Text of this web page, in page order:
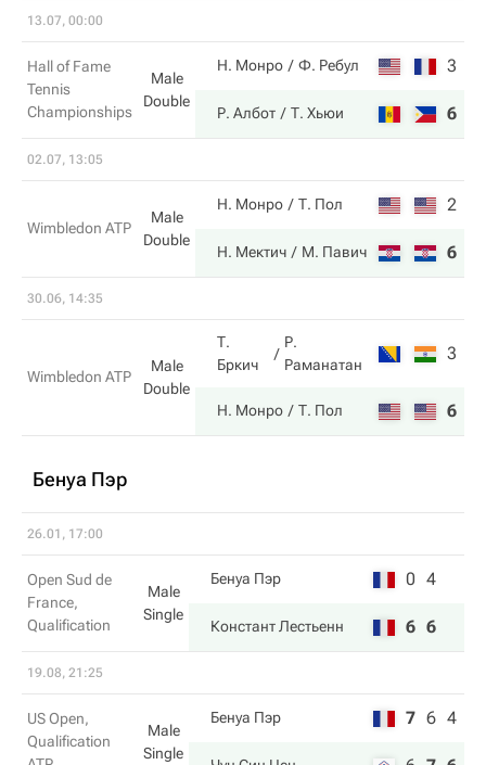
13.07, 00:00
Hall of Fame
Tennis
Championships
Male
Double
Н. Монро Ф. Ребул 3
Р. Албот Т. Хьюи 6
02.07, 13:05
Wimbledon ATP
Male
Double
Н. Монро Т. Пол 2
Н. Мектич М. Павич 6
30.06, 14:35
Wimbledon ATP
Male
Double
Т.
Бркич
Р.
Раманатан
3
Н. Монро Т. Пол 6
Бенуа Пэр
26.01, 17:00
Open Sud de
France,
Qualification
Male
Single
Бенуа Пэр 0 4
Констант Лестьенн 6 6
19.08, 21:25
US Open,
Qualification
Male
Single
Бенуа Пэр 7 6 4